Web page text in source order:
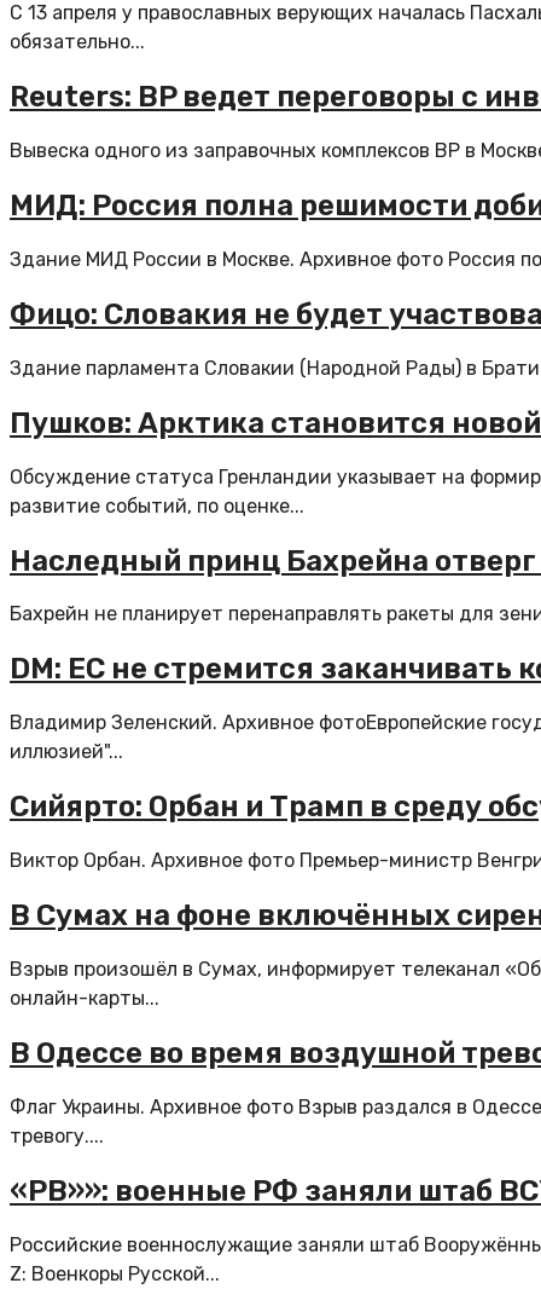
С 13 апреля у православных верующих началась
обязательно...
Reuters: BP ведет переговоры с
Вывеска одного из заправочных комплексов BP в
МИД: Россия полна решимости
Здание МИД России в Москве. Архивное фото Россия
Фицо: Словакия не будет
Здание парламента Словакии (Народной Рады) в
Пушков: Арктика становится
Обсуждение статуса Гренландии указывает на
развитие событий, по оценке...
Наследный принц Бахрейна
Бахрейн не планирует перенаправлять ракеты для
DM: ЕС не стремится
Владимир Зеленский. Архивное фотоЕвропейские
иллюзией"...
Сийярто: Орбан и Трамп в среду
Виктор Орбан. Архивное фото Премьер-министр
В Сумах на фоне включённых
Взрыв произошёл в Сумах, информирует телеканал
онлайн-карты...
В Одессе во время воздушной
Флаг Украины. Архивное фото Взрыв раздался в
тревогу....
«РВ»»: военные РФ заняли штаб
Российские военнослужащие заняли штаб
Z: Военкоры Русской...